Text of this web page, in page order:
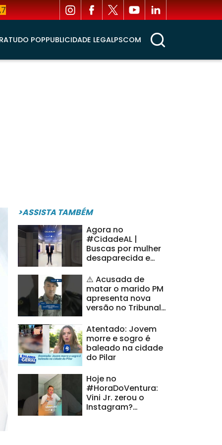
TUDO POPPUBLICIDADE LEGALPSCOM
>ASSISTA TAMBÉM
Agora no
#CidadeAL |
Buscas por mulher
desaparecida e
tratos a idosos
⚠️ Acusada de
matar o marido PM
apresenta nova
versão no Tribunal
#CidadeAL
Atentado: Jovem
morre e sogro é
baleado na cidade
do Pilar
Hoje no
#HoraDoVentura:
Vini Jr. zerou o
Instagram?